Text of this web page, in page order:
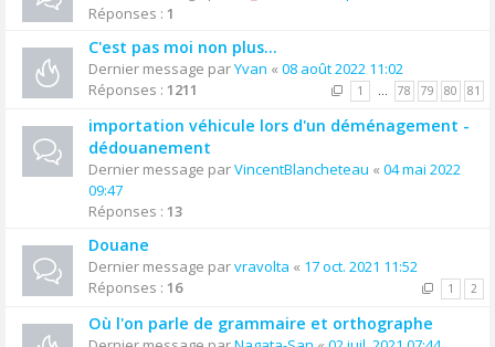
Réponses : 1
C'est pas moi non plus...
Dernier message parYvan « 08 août 2022 11:02
Réponses : 1211 1 … 78 79 80 81
importation véhicule lors d'un déménagement -
dédouanement
Dernier message parVincentBlancheteau « 04 mai 2022
09:47
Réponses : 13
Douane
Dernier message parvravolta « 17 oct. 2021 11:52
Réponses : 16 1 2
Où l'on parle de grammaire et orthographe